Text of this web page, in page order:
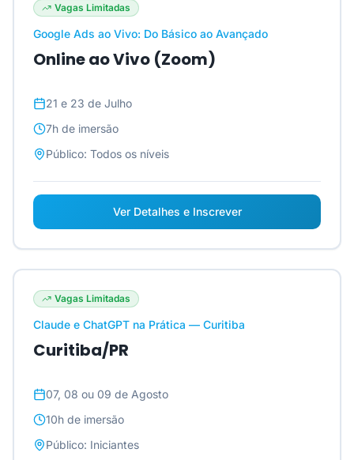
Vagas Limitadas
Google Ads ao Vivo: Do Básico ao Avançado
Online ao Vivo (Zoom)
21 e 23 de Julho
7h de imersão
Público: Todos os níveis
Ver Detalhes e Inscrever
Vagas Limitadas
Claude e ChatGPT na Prática — Curitiba
Curitiba/PR
07, 08 ou 09 de Agosto
10h de imersão
Público: Iniciantes